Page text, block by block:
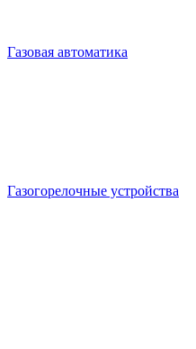
Газовая автоматика
Газогорелочные устройства